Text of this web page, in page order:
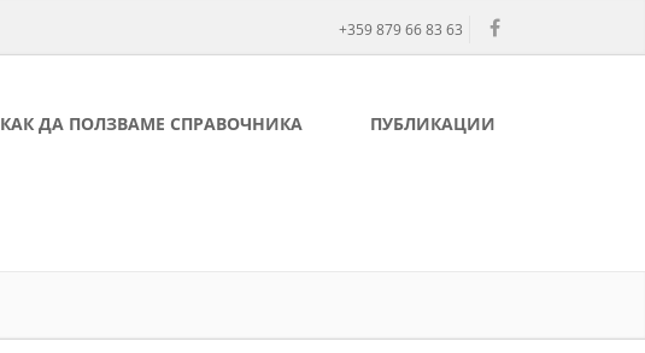
+359 879 66 83 63
КАК ДА ПОЛЗВАМЕ СПРАВОЧНИКА ПУБЛИКАЦИИ